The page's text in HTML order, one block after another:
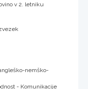
v 2. letniku
nemško-
- Komunikacije